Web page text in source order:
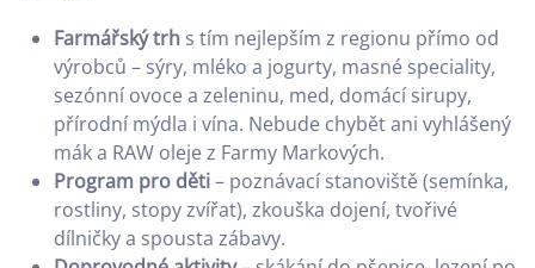
Farmářský trh s tím nejlepším z regionu přímo od
výrobců – sýry, mléko a jogurty, masné speciality,
sezónní ovoce a zeleninu, med, domácí sirupy,
přírodní mýdla i vína. Nebude chybět ani vyhlášený
mák a RAW oleje z Farmy Markových.
Program pro děti– poznávací stanoviště (semínka,
rostliny, stopy zvířat), zkouška dojení, tvořivé
dílničky a spousta zábavy.